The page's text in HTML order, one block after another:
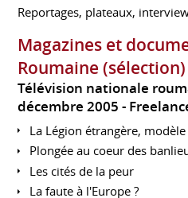
Reportages, plateaux,
Magazines et
Roumaine (sélection)
Télévision nationale
décembre 2005
La Légion étrangère,
Plongée au coeur des
Les cités de la peur
La faute à l'Europe ?